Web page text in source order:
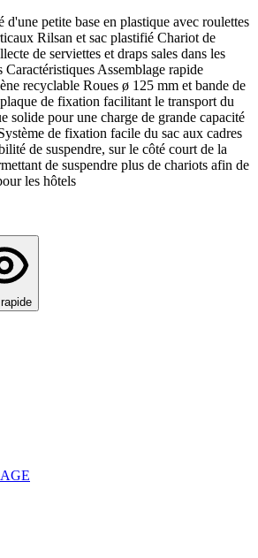
d'une petite base en plastique avec roulettes
Rilsan et sac plastifié Chariot de
de serviettes et draps sales dans les
Assemblage rapide
recyclable Roues ø 125 mm et bande de
de fixation facilitant le transport du
solide pour une charge de grande capacité
de fixation facile du sac aux cadres
de suspendre, sur le côté court de la
de suspendre plus de chariots afin de
les hôtels